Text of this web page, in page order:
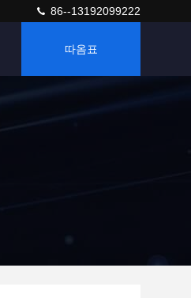
86--13192099222
따옴표